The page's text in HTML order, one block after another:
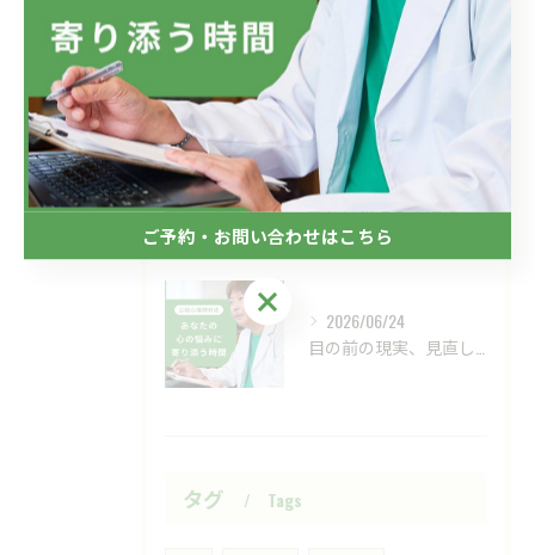
2026/07/08
2026/07/01
新しい視点の大切さ。
2026/06/24
タグ Tags
ご予約・お問い合わせはこちら
ご予約・お問い合わせはこちら